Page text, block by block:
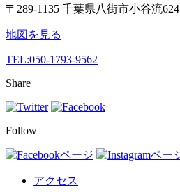
〒289-1135 千葉県八街市小谷流624
地図を見る
TEL:050-1793-9562
Share
Follow
アクセス